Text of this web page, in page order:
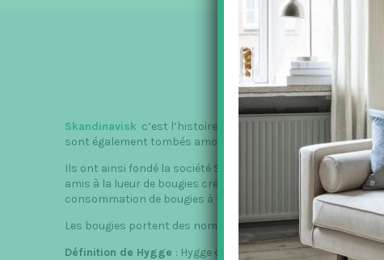
Skandinaviskc’est l’histoire de deux anglais, Shaun et
sont également tombés amoureux des paysages, de la
Ils ont ainsi fondé la société Skandinavisk qui vend des
amis à la lueur de bougies créent toujours cette ambiance
consommation de bougies à travers le monde !
Les bougies portent des noms typiquement locaux.
Définition de Hygge : Hygge est quelque chose de